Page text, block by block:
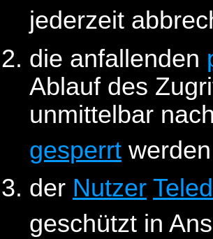
jederzeit
die anfallenden
Ablauf des
unmittelbar
gesperrt
der Nutzer
geschützt in